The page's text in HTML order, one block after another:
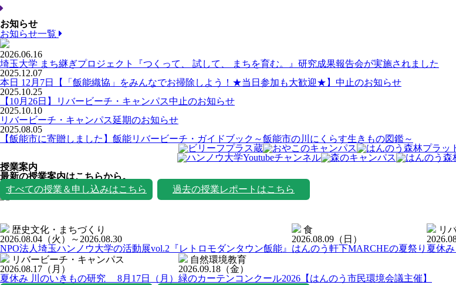
お知らせ
お知らせ一覧
2026.06.16
埼玉大学 まち継ぎプロジェクト『つくって、 試して、 まちを育む。』研究成果報告会が実施されました
2025.12.07
本日 12月7日【「飯能織協」をみんなでお掃除しよう！★当日参加も大歓迎★】中止のお知らせ
2025.10.25
【10月26日】リバービーチ・キャンパス中止のお知らせ
2025.10.10
リバービーチ・キャンパス延期のお知らせ
2025.08.05
【飯能市に寄贈しました】飯能リバービーチ・ガイドブック～飯能市の川にくらす生きもの図鑑～
授業案内
最新の授業案内はこちらから。
授業一覧
すべての授業＆申し込みはこちら 過去の授業レポートはこちら
歴史文化・まちづくり
2026.08.04 （火）
～2026.08.30
NPO法人埼玉ハンノウ大学の活動展vol.2『レトロモダンタウン飯能』
食
2026.08.09 （日）
はんのう軒下MARCHEの夏祭り
リ
夏休
リバービーチ・キャンパス
2026.08.17 （月）
夏休み 川のいきもの研究 8月17日（月）
自然環境教育
2026.09.18 （金）
緑のカーテンコンクール2026【はんのう市民環境会議主催】